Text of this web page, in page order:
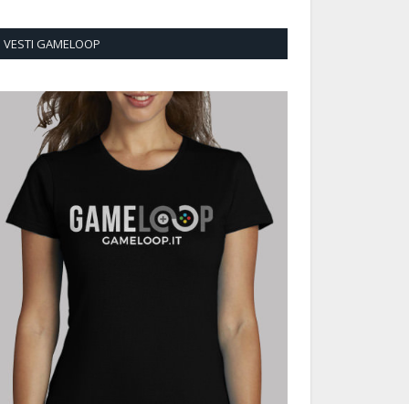
VESTI GAMELOOP